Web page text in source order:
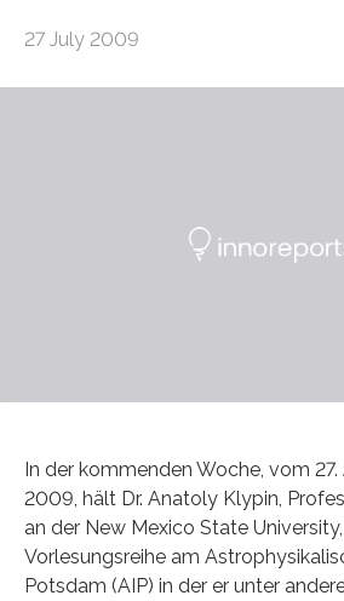
27 July 2009
In der kommenden Woche, vom 27.
2009, hält Dr. Anatoly Klypin,
an der New Mexico State
Vorlesungsreihe am
Potsdam (AIP) in der er unter